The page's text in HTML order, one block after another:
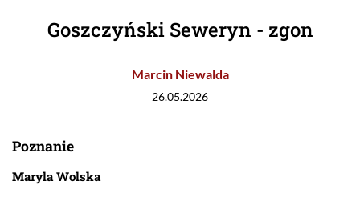
Goszczyński Seweryn - zgon
Marcin Niewalda
26.05.2026
Poznanie
Maryla Wolska